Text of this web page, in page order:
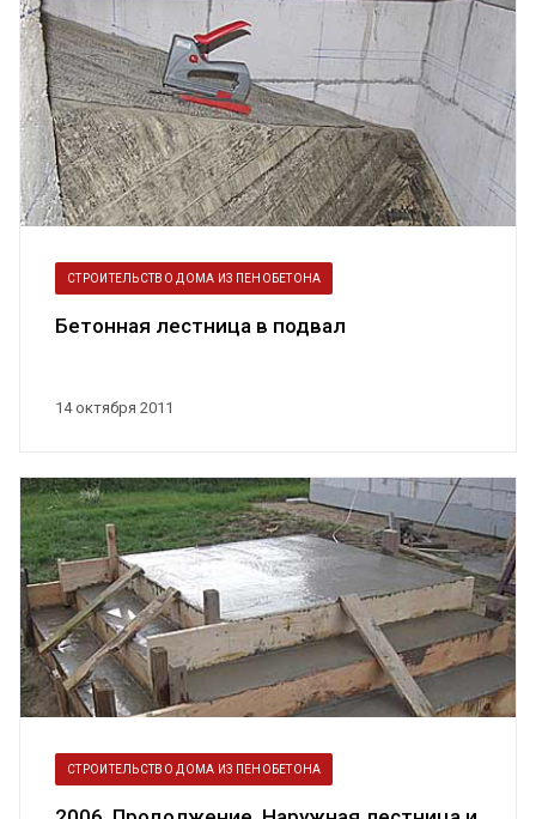
14 октября 2011
СТРОИТЕЛЬСТВО ДОМА ИЗ ПЕНОБЕТОНА
Бетонная лестница в подвал
СТРОИТЕЛЬСТВО ДОМА ИЗ ПЕНОБЕТОНА